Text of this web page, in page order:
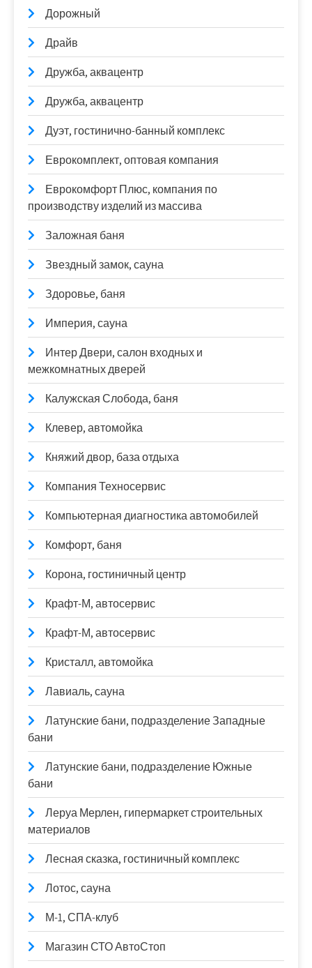
Дорожный
Драйв
Дружба, аквацентр
Дружба, аквацентр
Дуэт, гостинично-банный комплекс
Еврокомплект, оптовая компания
Еврокомфорт Плюс, компания по
производству изделий из массива
Заложная баня
Звездный замок, сауна
Здоровье, баня
Империя, сауна
Интер Двери, салон входных и
межкомнатных дверей
Калужская Слобода, баня
Клевер, автомойка
Княжий двор, база отдыха
Компания Техносервис
Компьютерная диагностика автомобилей
Комфорт, баня
Корона, гостиничный центр
Крафт-М, автосервис
Крафт-М, автосервис
Кристалл, автомойка
Лавиаль, сауна
Латунские бани, подразделение Западные
бани
Латунские бани, подразделение Южные
бани
Леруа Мерлен, гипермаркет строительных
материалов
Лесная сказка, гостиничный комплекс
Лотос, сауна
М-1, СПА-клуб
Магазин СТО АвтоСтоп